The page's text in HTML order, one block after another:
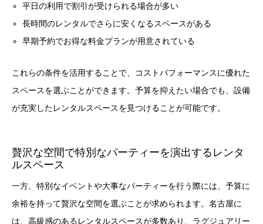
平日の利用で割引が受けられる場合が多い
長時間のレンタルでさらに安くなるスペースがある
早期予約でお得な料金プランが用意されている
これらの条件を活用することで、コストパフォーマンスに優れた
スペースを選ぶことができます。予算を抑えたい場合でも、設備
が充実したレンタルスペースを見つけることが可能です。
贅沢な空間で特別なパーティーを演出するレンタ
ルスペース
一方、特別なイベントや大事なパーティーを行う際には、予算に
余裕を持って贅沢な空間を選ぶことが求められます。名古屋に
は、高級感のあるレンタルスペースが多数あり、ラグジュアリー